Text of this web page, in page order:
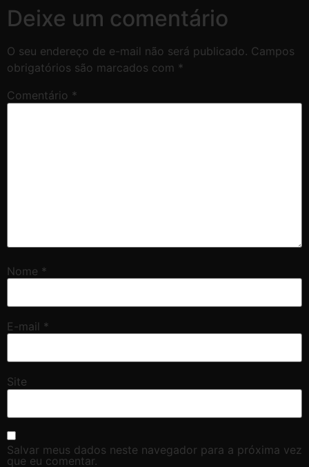
Deixe um comentário
O seu endereço de e-mail não será publicado. Campos
obrigatórios são marcados com *
Comentário *
Nome *
E-mail *
Site
Salvar meus dados neste navegador para a próxima vez
que eu comentar.